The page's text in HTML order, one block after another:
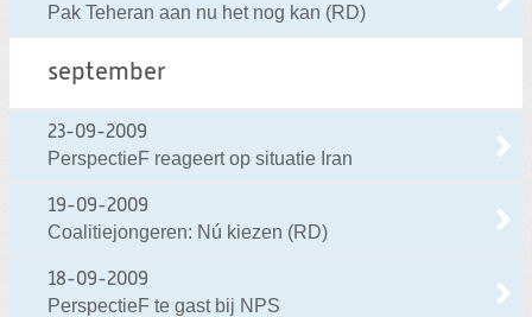
Pak Teheran aan nu het nog kan (RD)
september
23-09-2009
PerspectieF reageert op situatie Iran
19-09-2009
Coalitiejongeren: Nú kiezen (RD)
18-09-2009
PerspectieF te gast bij NPS